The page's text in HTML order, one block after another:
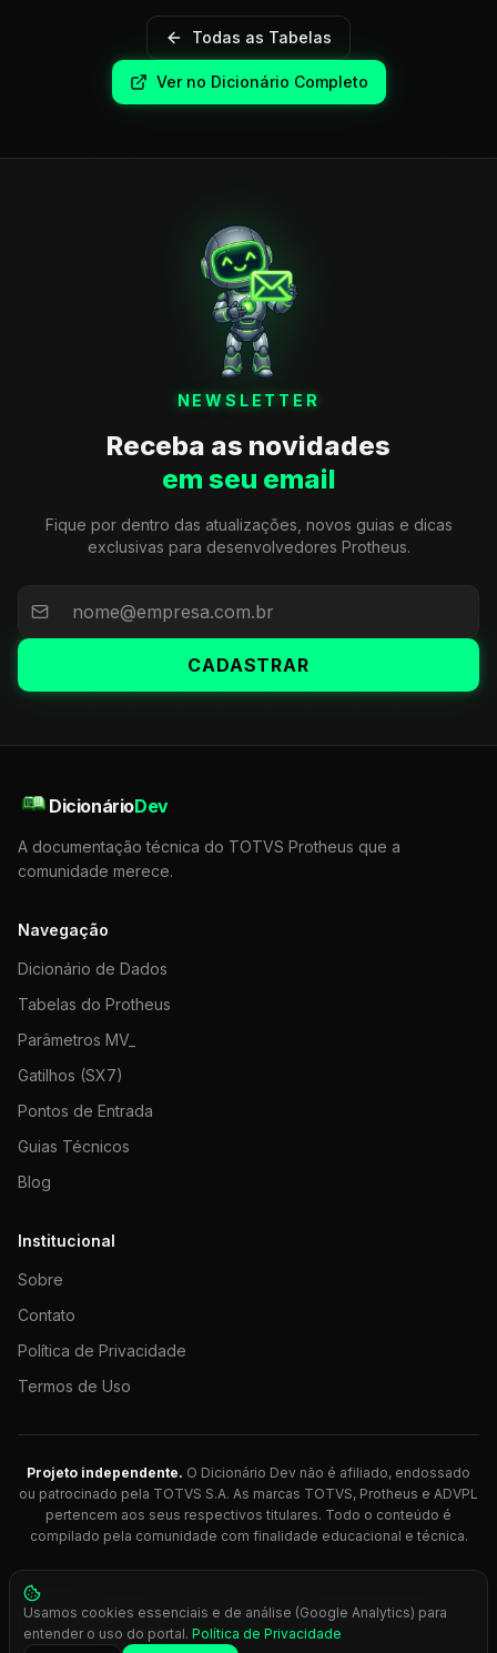
Todas as Tabelas
Ver no Dicionário Completo
NEWSLETTER
Receba as novidades
em seu email
Fique por dentro das atualizações, novos guias e dicas
exclusivas para desenvolvedores Protheus.
CADASTRAR
DicionárioDev
A documentação técnica do TOTVS Protheus que a
comunidade merece.
Navegação
Dicionário de Dados
Tabelas do Protheus
Parâmetros MV_
Gatilhos (SX7)
Pontos de Entrada
Guias Técnicos
Blog
Institucional
Sobre
Contato
Política de Privacidade
Termos de Uso
Projeto independente. O Dicionário Dev não é afiliado, endossado
ou patrocinado pela TOTVS S.A. As marcas TOTVS, Protheus e ADVPL
pertencem aos seus respectivos titulares. Todo o conteúdo é
compilado pela comunidade com finalidade educacional e técnica.
© 2026 Dicionário Dev. Feito com 💚 para desenvolvedores
Protheus.
Press Ctrl+K
Usamos cookies essenciais e de análise (Google Analytics) para
entender o uso do portal. Política de Privacidade